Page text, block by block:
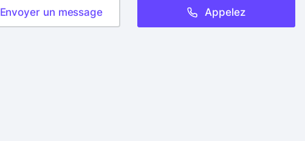
Envoyer un message Appelez